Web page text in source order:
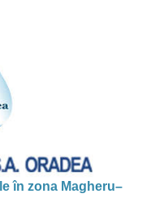
în zona Magheru–